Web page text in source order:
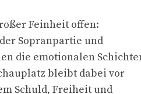
Feinheit offen:
Sopranpartie und
die emotionalen
bleibt dabei vor
Schuld, Freiheit und